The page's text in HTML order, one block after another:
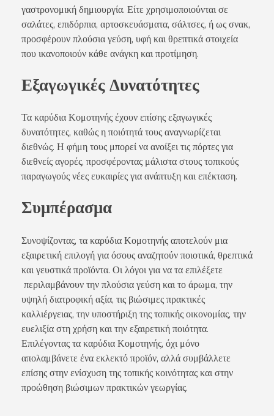
γαστρονομική δημιουργία. Είτε χρησιμοποιούνται σε
σαλάτες, επιδόρπια, αρτοσκευάσματα, σάλτσες, ή ως σνακ,
προσφέρουν πλούσια γεύση, υφή και θρεπτικά στοιχεία
που ικανοποιούν κάθε ανάγκη και προτίμηση.
Εξαγωγικές Δυνατότητες
Τα καρύδια Κομοτηνής έχουν επίσης εξαγωγικές
δυνατότητες, καθώς η ποιότητά τους αναγνωρίζεται
διεθνώς. Η φήμη τους μπορεί να ανοίξει τις πόρτες για
διεθνείς αγορές, προσφέροντας μάλιστα στους τοπικούς
παραγωγούς νέες ευκαιρίες για ανάπτυξη και επέκταση.
Συμπέρασμα
Συνοψίζοντας, τα καρύδια Κομοτηνής αποτελούν μια
εξαιρετική επιλογή για όσους αναζητούν ποιοτικά, θρεπτικά
και γευστικά προϊόντα. Οι λόγοι για να τα επιλέξετε
περιλαμβάνουν την πλούσια γεύση και το άρωμα, την
υψηλή διατροφική αξία, τις βιώσιμες πρακτικές
καλλιέργειας, την υποστήριξη της τοπικής οικονομίας, την
ευελιξία στη χρήση και την εξαιρετική ποιότητα.
Επιλέγοντας τα καρύδια Κομοτηνής, όχι μόνο
απολαμβάνετε ένα εκλεκτό προϊόν, αλλά συμβάλλετε
επίσης στην ενίσχυση της τοπικής κοινότητας και στην
προώθηση βιώσιμων πρακτικών γεωργίας.